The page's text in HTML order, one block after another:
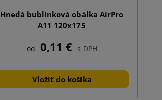
Hnedá bublinková obálka AirPro
A11 120x175
od 0,11 € s DPH
Vložiť do košíka